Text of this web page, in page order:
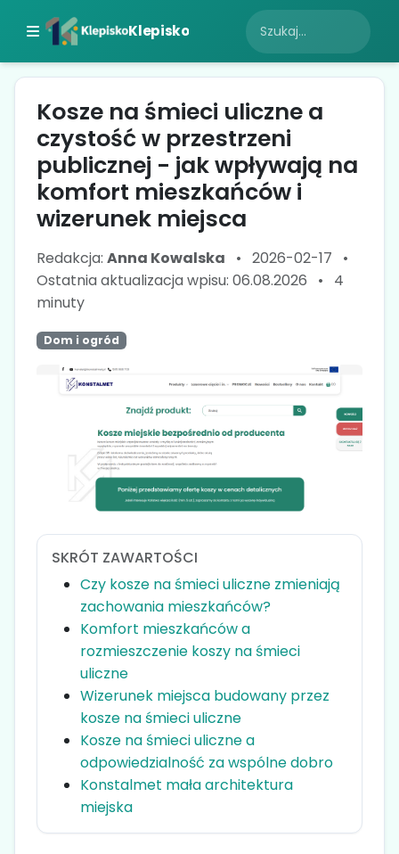
Klepisko
Kosze na śmieci uliczne a
czystość w przestrzeni
publicznej - jak wpływają na
komfort mieszkańców i
wizerunek miejsca
Redakcja: Anna Kowalska • 2026-02-17
•
Ostatnia aktualizacja wpisu: 06.08.2026
•
4
minuty
Dom i ogród
SKRÓT ZAWARTOŚCI
Czy kosze na śmieci uliczne zmieniają
zachowania mieszkańców?
Komfort mieszkańców a
rozmieszczenie koszy na śmieci
uliczne
Wizerunek miejsca budowany przez
kosze na śmieci uliczne
Kosze na śmieci uliczne a
odpowiedzialność za wspólne dobro
Konstalmet mała architektura
miejska